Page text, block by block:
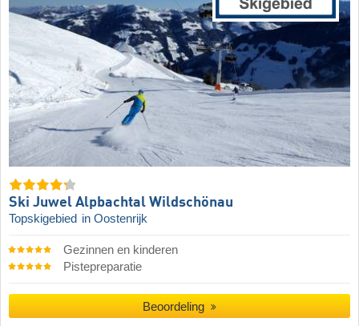
Ski Juwel Alpbachtal Wildschönau
Topskigebied in Oostenrijk
Gezinnen en kinderen
Pistepreparatie
Beoordeling